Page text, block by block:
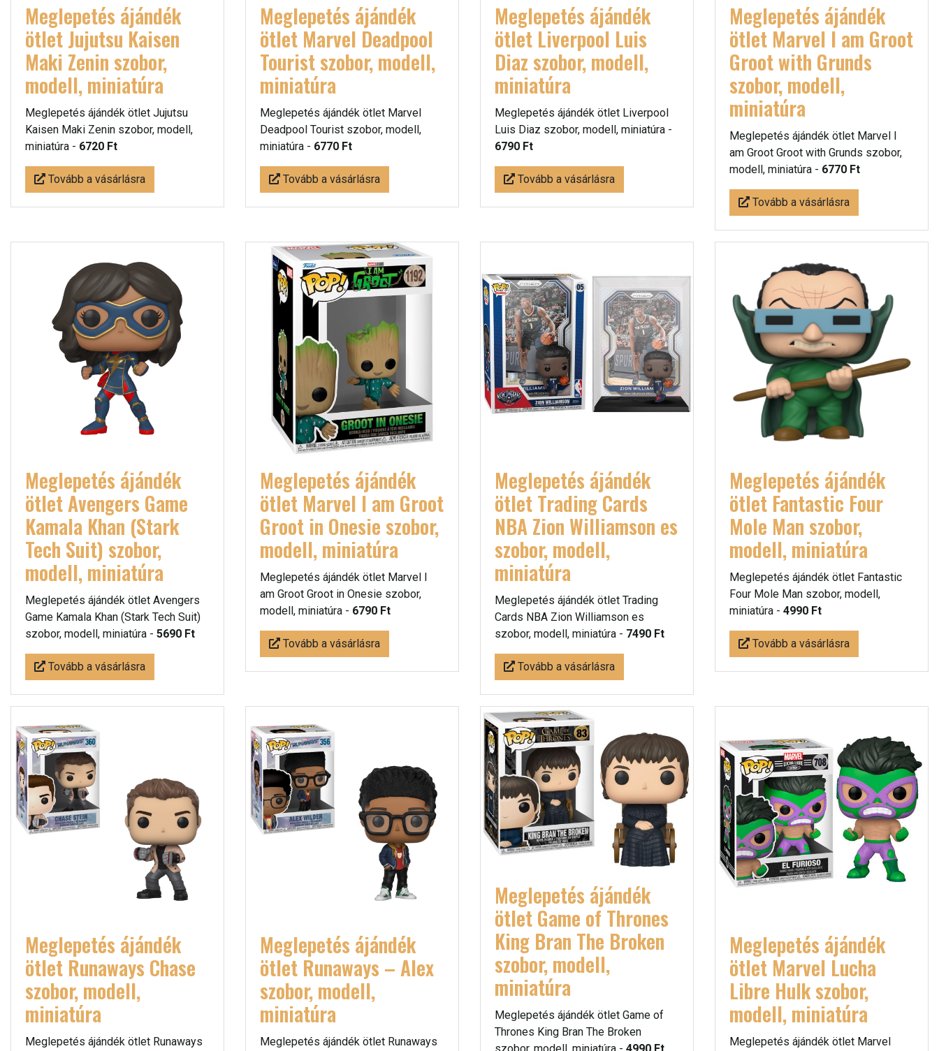
Meglepetés ájándék
ötlet Jujutsu Kaisen
Maki Zenin szobor,
modell, miniatúra
Meglepetés ájándék ötlet Jujutsu
Kaisen Maki Zenin szobor, modell,
miniatúra - 6720 Ft
Tovább a vásárlásra
Meglepetés ájándék
ötlet Marvel Deadpool
Tourist szobor, modell,
miniatúra
Meglepetés ájándék ötlet Marvel
Deadpool Tourist szobor, modell,
miniatúra - 6770 Ft
Tovább a vásárlásra
Meglepetés ájándék
ötlet Liverpool Luis
Diaz szobor, modell,
miniatúra
Meglepetés ájándék ötlet Liverpool
Luis Diaz szobor, modell, miniatúra -
6790 Ft
Tovább a vásárlásra
Meglepetés ájándék
ötlet Marvel I am Groot
Groot with Grunds
szobor, modell,
miniatúra
Meglepetés ájándék ötlet Marvel I
am Groot Groot with Grunds szobor,
modell, miniatúra - 6770 Ft
Tovább a vásárlásra
Meglepetés ájándék
ötlet Avengers Game
Kamala Khan (Stark
Tech Suit) szobor,
modell, miniatúra
Meglepetés ájándék ötlet Avengers
Game Kamala Khan (Stark Tech Suit)
szobor, modell, miniatúra - 5690 Ft
Tovább a vásárlásra
Meglepetés ájándék
ötlet Marvel I am Groot
Groot in Onesie szobor,
modell, miniatúra
Meglepetés ájándék ötlet Marvel I
am Groot Groot in Onesie szobor,
modell, miniatúra - 6790 Ft
Tovább a vásárlásra
Meglepetés ájándék
ötlet Trading Cards
NBA Zion Williamson es
szobor, modell,
miniatúra
Meglepetés ájándék ötlet Trading
Cards NBA Zion Williamson es
szobor, modell, miniatúra - 7490 Ft
Tovább a vásárlásra
Meglepetés ájándék
ötlet Fantastic Four
Mole Man szobor,
modell, miniatúra
Meglepetés ájándék ötlet Fantastic
Four Mole Man szobor, modell,
miniatúra - 4990 Ft
Tovább a vásárlásra
Meglepetés ájándék
ötlet Runaways Chase
szobor, modell,
miniatúra
Meglepetés ájándék ötlet Runaways
Meglepetés ájándék
ötlet Runaways – Alex
szobor, modell,
miniatúra
Meglepetés ájándék ötlet Runaways
Meglepetés ájándék
ötlet Game of Thrones
King Bran The Broken
szobor, modell,
miniatúra
Meglepetés ájándék ötlet Game of
Thrones King Bran The Broken
Meglepetés ájándék
ötlet Marvel Lucha
Libre Hulk szobor,
modell, miniatúra
Meglepetés ájándék ötlet Marvel